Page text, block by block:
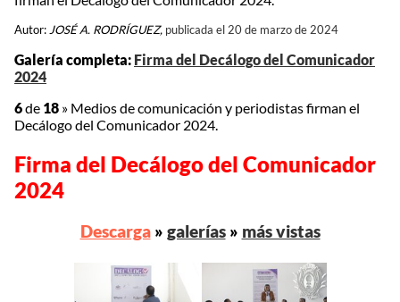
Autor:JOSÉ A. RODRÍGUEZ, publicada el 20 de marzo de 2024
Galería completa: Firma del Decálogo del Comunicador
2024
6de 18 » Medios de comunicación y periodistas firman el
Decálogo del Comunicador 2024.
Firma del Decálogo del Comunicador
2024
Descarga» galerías» más vistas